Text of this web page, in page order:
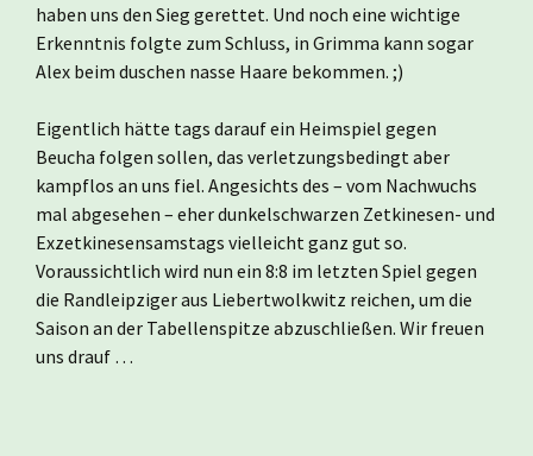
haben uns den Sieg gerettet. Und noch eine wichtige
Erkenntnis folgte zum Schluss, in Grimma kann sogar
Alex beim duschen nasse Haare bekommen. ;)
Eigentlich hätte tags darauf ein Heimspiel gegen
Beucha folgen sollen, das verletzungsbedingt aber
kampflos an uns fiel. Angesichts des – vom Nachwuchs
mal abgesehen – eher dunkelschwarzen Zetkinesen- und
Exzetkinesensamstags vielleicht ganz gut so.
Voraussichtlich wird nun ein 8:8 im letzten Spiel gegen
die Randleipziger aus Liebertwolkwitz reichen, um die
Saison an der Tabellenspitze abzuschließen. Wir freuen
uns drauf …